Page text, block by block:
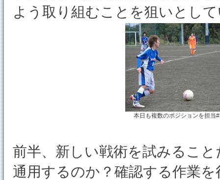
よう取り組むことを狙いとし
本日も複数のポジションを担当
前半、新しい戦術を試みるこ
通用するのか？確認する作業